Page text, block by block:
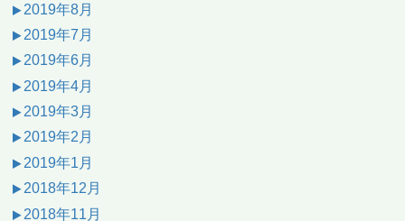
2019年8月
2019年7月
2019年6月
2019年4月
2019年3月
2019年2月
2019年1月
2018年12月
2018年11月